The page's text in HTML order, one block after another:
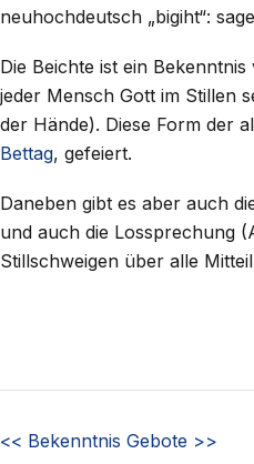
neuhochdeutsch „bigiht“:
Die Beichte ist ein
jeder Mensch Gott im Stillen
der Hände). Diese Form der
Bettag, gefeiert.
Daneben gibt es aber auch
und auch die Lossprechung
Stillschweigen über alle
<< Bekenntnis Gebote >>